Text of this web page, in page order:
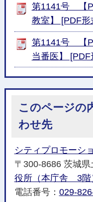
第1141号 【
教室】 [PDF形
第1141号 【
当番医】
このページの
わせ先
シティプロモーシ
〒300-8686 茨城
役所（本庁舎 3階
電話番号： 029-